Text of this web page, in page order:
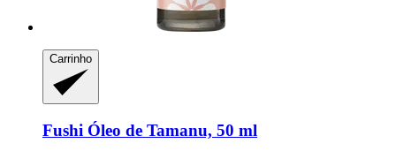
Carrinho
Fushi Óleo de Tamanu, 50 ml